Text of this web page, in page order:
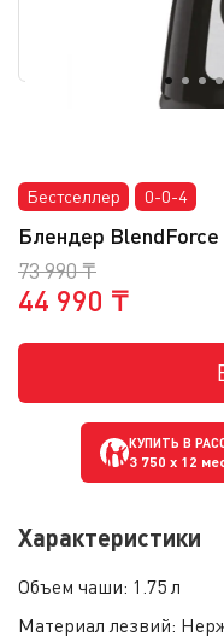
Бестселлер 0-0-4
Блендер
73 990 ₸
44 990 ₸
КУПИТЬ В
3 750 x 12
Характеристики
Объем чаши: 1.75 л
Материал лезвий: